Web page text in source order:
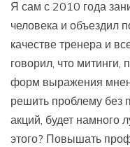
Я сам с 2010 года
человека и объездил
качестве тренера и
говорил, что митинги,
форм выражения
решить проблему без
акций, будет намного
этого? Повышать